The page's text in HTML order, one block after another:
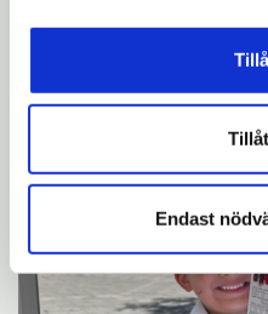
Endast